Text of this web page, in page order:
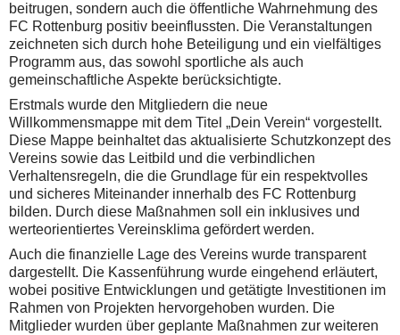
beitrugen, sondern auch die öffentliche Wahrnehmung des
FC Rottenburg positiv beeinflussten. Die Veranstaltungen
zeichneten sich durch hohe Beteiligung und ein vielfältiges
Programm aus, das sowohl sportliche als auch
gemeinschaftliche Aspekte berücksichtigte.
Erstmals wurde den Mitgliedern die neue
Willkommensmappe mit dem Titel „Dein Verein“ vorgestellt.
Diese Mappe beinhaltet das aktualisierte Schutzkonzept des
Vereins sowie das Leitbild und die verbindlichen
Verhaltensregeln, die die Grundlage für ein respektvolles
und sicheres Miteinander innerhalb des FC Rottenburg
bilden. Durch diese Maßnahmen soll ein inklusives und
werteorientiertes Vereinsklima gefördert werden.
Auch die finanzielle Lage des Vereins wurde transparent
dargestellt. Die Kassenführung wurde eingehend erläutert,
wobei positive Entwicklungen und getätigte Investitionen im
Rahmen von Projekten hervorgehoben wurden. Die
Mitglieder wurden über geplante Maßnahmen zur weiteren